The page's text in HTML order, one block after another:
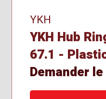
YKH
YKH Hub
67.1 -
Demander